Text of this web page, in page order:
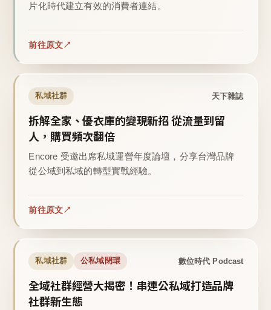
片化時代建立有效的消費者連結。
前往原文
私域社群 天下雜誌
拆解全家、優衣庫的變現新招 從流量到留
人，購買頻次翻倍
Encore 受邀出席私域運營年度論壇，分享台灣品牌
從公域到私域的轉型實戰經驗。
前往原文
私域社群 公私域閉環 數位時代 Podcast
全域社群經營大揭密！串連公私域打造品牌
社群新生態